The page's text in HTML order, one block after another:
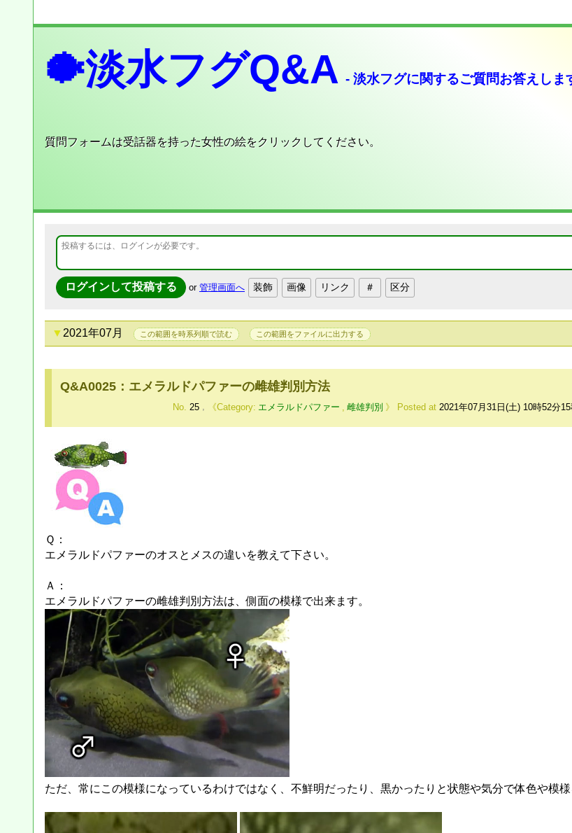
🐡淡水フグQ&A - 淡水フグに関するご質問お答えしま
質問フォームは受話器を持った女性の絵をクリックしてください。
or 管理画面へ
2021年07月 この範囲を時系列順で読む この範囲をファイルに出力する
Q&A0025：エメラルドパファーの雌雄判別方法
No. 25 , エメラルドパファー 雌雄判別 Posted at 2021年07月31日(土) 10時52分
Ｑ：
エメラルドパファーのオスとメスの違いを教えて下さい。
Ａ：
エメラルドパファーの雌雄判別方法は、側面の模様で出来ます。
ただ、常にこの模様になっているわけではなく、不鮮明だったり、黒かったりと状態や気分で体色や模様